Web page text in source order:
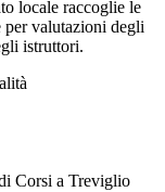
locale raccoglie le
per valutazioni degli
istruttori.
Corsi a Treviglio